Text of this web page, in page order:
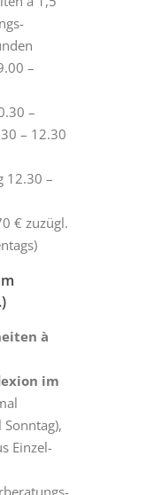
–
–
– 12.30
12.30 –
€ zuzügl.
à
im
Einzel-